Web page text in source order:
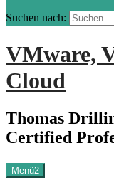
Suchen nach:
VMware,
Cloud
Thomas
Certified
Menü2